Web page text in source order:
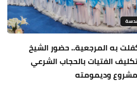
به المرجعية.. حضور الشيخ
الفتيات بالحجاب الشرعي
وديمومته